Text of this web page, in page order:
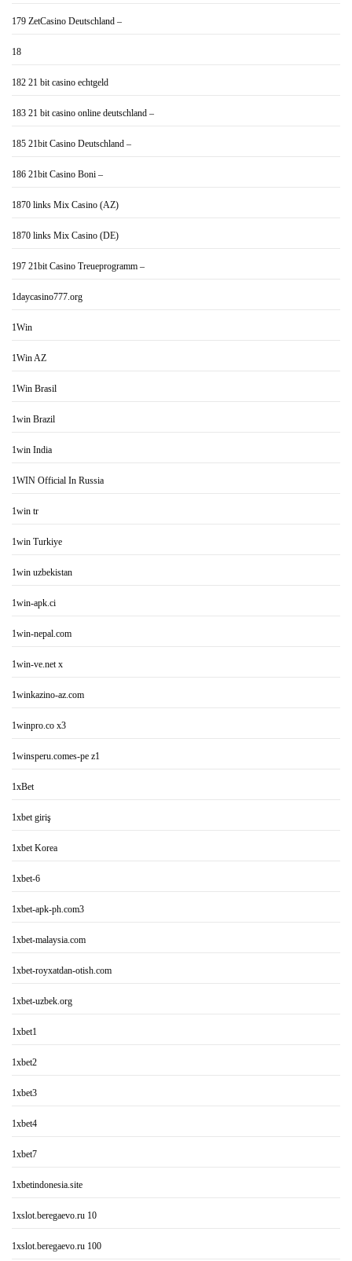
179 ZetCasino Deutschland –
18
182 21 bit casino echtgeld
183 21 bit casino online deutschland –
185 21bit Casino Deutschland –
186 21bit Casino Boni –
1870 links Mix Casino (AZ)
1870 links Mix Casino (DE)
197 21bit Casino Treueprogramm –
1daycasino777.org
1Win
1Win AZ
1Win Brasil
1win Brazil
1win India
1WIN Official In Russia
1win tr
1win Turkiye
1win uzbekistan
1win-apk.ci
1win-nepal.com
1win-ve.net x
1winkazino-az.com
1winpro.co x3
1winsperu.comes-pe z1
1xBet
1xbet giriş
1xbet Korea
1xbet-6
1xbet-apk-ph.com3
1xbet-malaysia.com
1xbet-royxatdan-otish.com
1xbet-uzbek.org
1xbet1
1xbet2
1xbet3
1xbet4
1xbet7
1xbetindonesia.site
1xslot.beregaevo.ru 10
1xslot.beregaevo.ru 100